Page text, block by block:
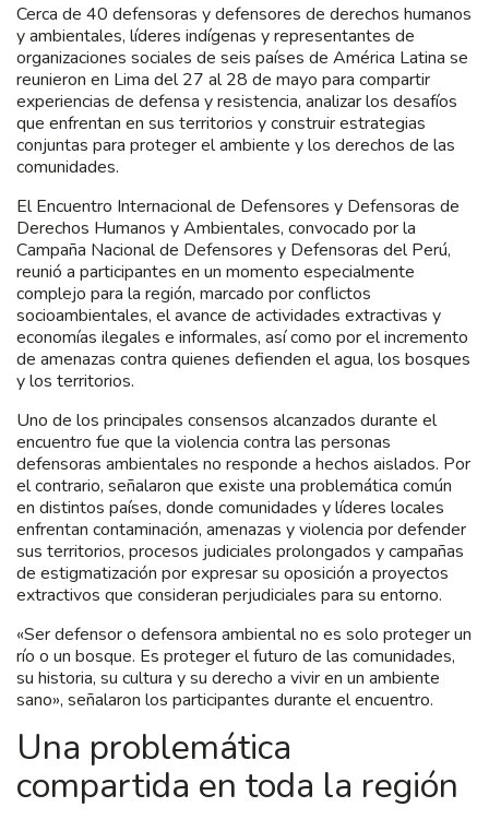
Cerca de 40 defensoras y defensores de derechos humanos
y ambientales, líderes indígenas y representantes de
organizaciones sociales de seis países de América Latina se
reunieron en Lima del 27 al 28 de mayo para compartir
experiencias de defensa y resistencia, analizar los desafíos
que enfrentan en sus territorios y construir estrategias
conjuntas para proteger el ambiente y los derechos de las
comunidades.
El Encuentro Internacional de Defensores y Defensoras de
Derechos Humanos y Ambientales, convocado por la
Campaña Nacional de Defensores y Defensoras del Perú,
reunió a participantes en un momento especialmente
complejo para la región, marcado por conflictos
socioambientales, el avance de actividades extractivas y
economías ilegales e informales, así como por el incremento
de amenazas contra quienes defienden el agua, los bosques
y los territorios.
Uno de los principales consensos alcanzados durante el
encuentro fue que la violencia contra las personas
defensoras ambientales no responde a hechos aislados. Por
el contrario, señalaron que existe una problemática común
en distintos países, donde comunidades y líderes locales
enfrentan contaminación, amenazas y violencia por defender
sus territorios, procesos judiciales prolongados y campañas
de estigmatización por expresar su oposición a proyectos
extractivos que consideran perjudiciales para su entorno.
«Ser defensor o defensora ambiental no es solo proteger un
río o un bosque. Es proteger el futuro de las comunidades,
su historia, su cultura y su derecho a vivir en un ambiente
sano», señalaron los participantes durante el encuentro.
Una problemática
compartida en toda la región